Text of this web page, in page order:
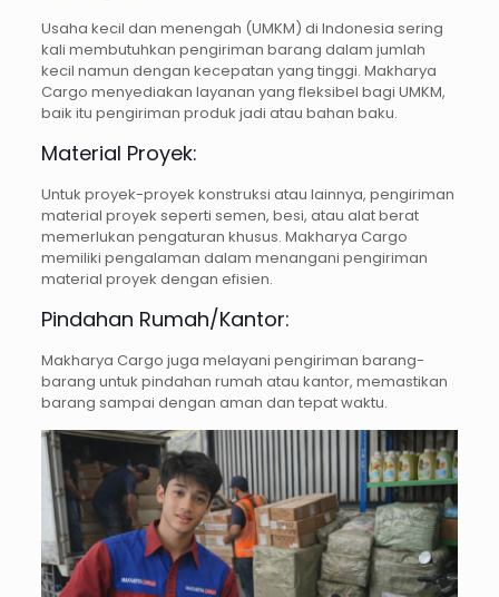
Usaha kecil dan menengah (UMKM) di Indonesia sering
kali membutuhkan pengiriman barang dalam jumlah
kecil namun dengan kecepatan yang tinggi. Makharya
Cargo menyediakan layanan yang fleksibel bagi UMKM,
baik itu pengiriman produk jadi atau bahan baku.
Material Proyek:
Untuk proyek-proyek konstruksi atau lainnya, pengiriman
material proyek seperti semen, besi, atau alat berat
memerlukan pengaturan khusus. Makharya Cargo
memiliki pengalaman dalam menangani pengiriman
material proyek dengan efisien.
Pindahan Rumah/Kantor:
Makharya Cargo juga melayani pengiriman barang-
barang untuk pindahan rumah atau kantor, memastikan
barang sampai dengan aman dan tepat waktu.